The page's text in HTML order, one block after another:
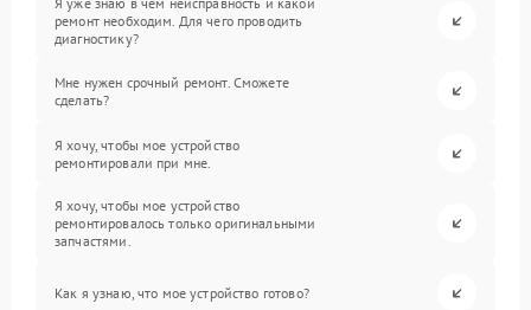
ремонт необходим. Для чего проводить
диагностику?
Мне нужен срочный ремонт. Сможете
сделать?
Я хочу, чтобы мое устройство
ремонтировали при мне.
Я хочу, чтобы мое устройство
ремонтировалось только оригинальными
запчастями.
Как я узнаю, что мое устройство готово?